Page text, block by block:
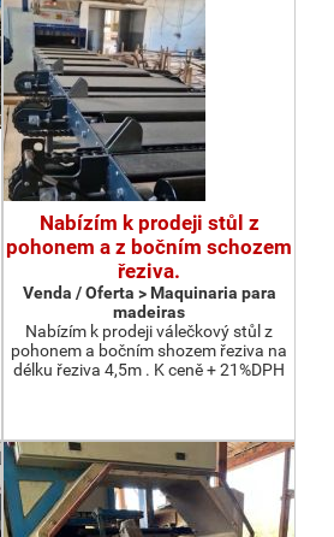
Nabízím k prodeji stůl z
pohonem a z bočním schozem
řeziva.
Venda / Oferta > Maquinaria para
madeiras
Nabízím k prodeji válečkový stůl z
pohonem a bočním shozem řeziva na
délku řeziva 4,5m . K ceně + 21%DPH